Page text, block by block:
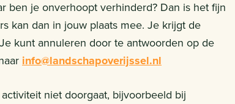
ben je onverhoopt verhinderd? Dan is het fijn
kan dan in jouw plaats mee. Je krijgt de
kunt annuleren door te antwoorden op de
info@landschapoverijssel.nl
niet doorgaat, bijvoorbeeld bij